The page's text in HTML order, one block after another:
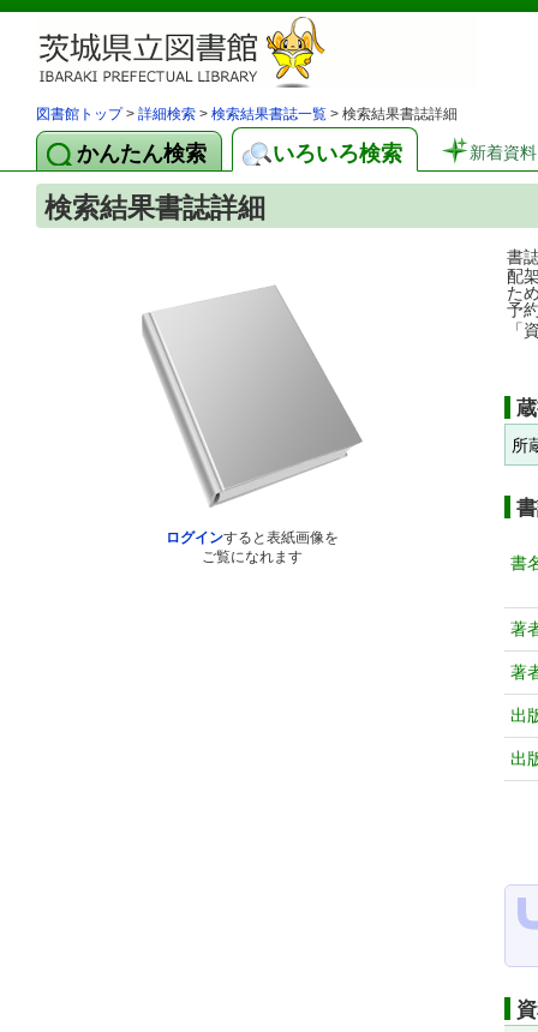
図書館トップ> 詳細検索 > 検索結果書誌一覧 > 検索結果書誌詳細
かんたん検索 いろいろ検索 新着資料
検索結果書誌詳細
ログインすると表紙画像を
ご覧になれます
書
配
た
予
「
所
書
著
著
出
出